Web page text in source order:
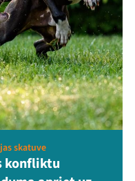
skatuve
konfliktu